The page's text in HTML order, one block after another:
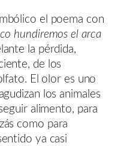
el poema con
hundiremos el arca
la pérdida,
de los
El olor es uno
los animales
alimento, para
como para
ya casi